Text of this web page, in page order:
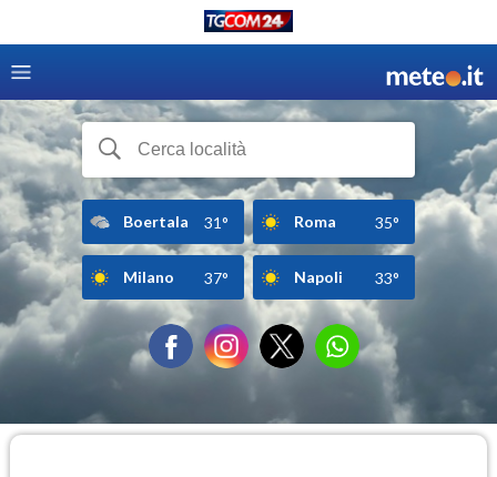
Boertala 31° Roma 35°
Milano 37° Napoli 33°